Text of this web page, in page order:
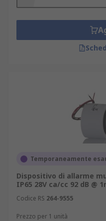
Temporaneamente
Dispositivo di allarme
IP65 28V ca/cc 92 dB @
Codice RS 264-9555
Prezzo per 1 unità